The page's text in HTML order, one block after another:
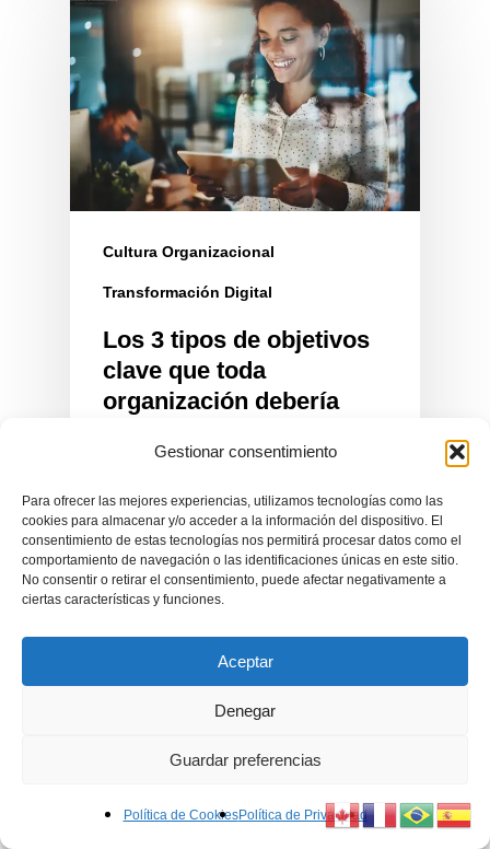
Gestionar consentimiento
Para ofrecer las mejores experiencias, utilizamos tecnologías como las
cookies para almacenar y/o acceder a la información del dispositivo. El
consentimiento de estas tecnologías nos permitirá procesar datos como el
comportamiento de navegación o las identificaciones únicas en este sitio.
No consentir o retirar el consentimiento, puede afectar negativamente a
ciertas características y funciones.
Aceptar
Denegar
Guardar preferencias
Política de CookiesPolítica de Privacidad
Cultura Organizacional
Transformación Digital
Los 3 tipos de objetivos
clave que toda
organización debería
la transformación
de tu organización